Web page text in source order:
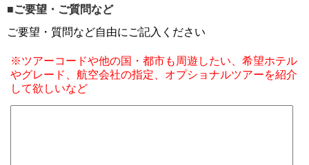
■ご要望・ご質問など
ご要望・質問など自由にご記入ください
※ツアーコードや他の国・都市も周遊したい、希望ホテル
やグレード、航空会社の指定、オプショナルツアーを紹介
して欲しいなど